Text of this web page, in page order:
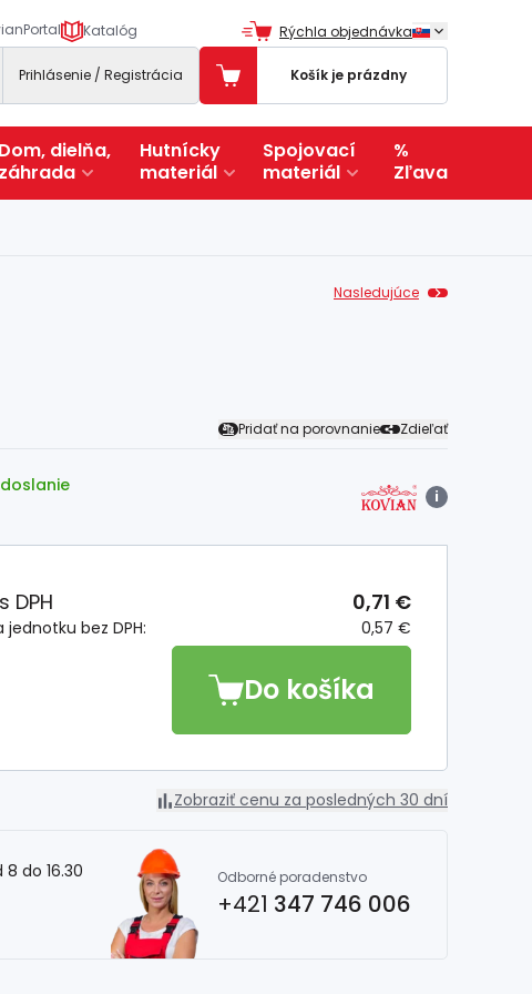
Katalóg Rýchla objednávka
Prihlásenie / Registrácia Košík je prázdny
Dom, dielňa,
záhrada
Hutnícky
materiál
Spojovací
materiál
%
Zľava
Nasledujúce
Pridať na porovnanie Zdieľať
i
jednotku bez DPH: 0,57 €
DPH 0,71 €
Do košíka
Zobraziť cenu za posledných 30 dní
do 16.30
Odborné poradenstvo
+421 347 746 006